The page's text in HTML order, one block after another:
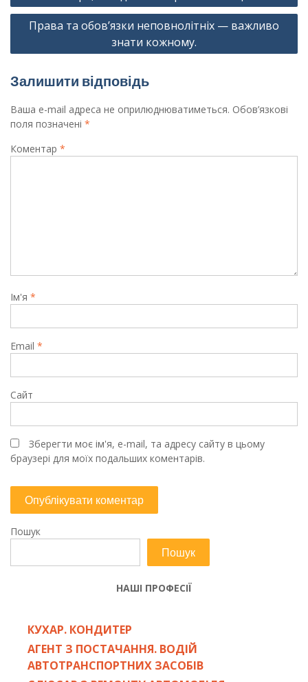
записів
Права та обов’язки неповнолітніх — важливо
знати кожному.
Залишити відповідь
Ваша e-mail адреса не оприлюднюватиметься. Обов’язкові
поля позначені *
Коментар *
Ім'я *
Email *
Сайт
Зберегти моє ім'я, e-mail, та адресу сайту в цьому
браузері для моїх подальших коментарів.
Пошук
Пошук
НАШІ ПРОФЕСІЇ
КУХАР. КОНДИТЕР
АГЕНТ З ПОСТАЧАННЯ. ВОДІЙ
АВТОТРАНСПОРТНИХ ЗАСОБІВ